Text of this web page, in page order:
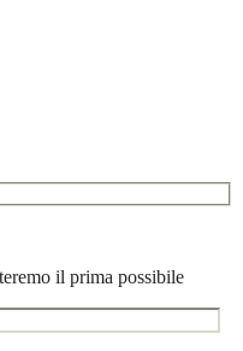
il prima possibile